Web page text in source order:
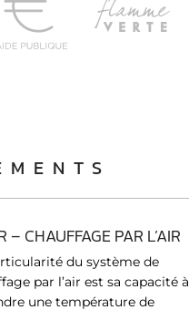
– CHAUFFAGE PAR L’AIR
du système de
par l’air est sa capacité à
une température de